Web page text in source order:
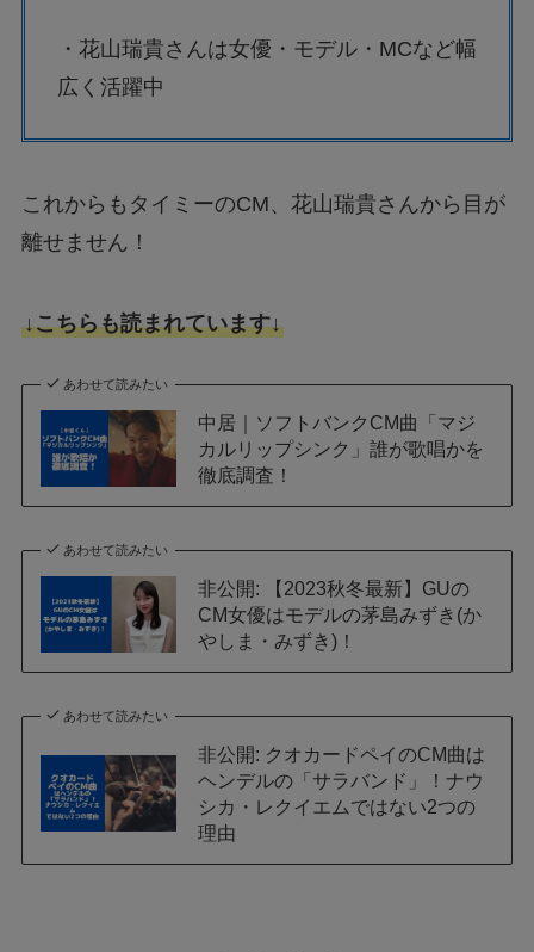
・花山瑞貴さんは女優・モデル・MCなど幅
広く活躍中
これからもタイミーのCM、花山瑞貴さんから目が
離せません！
↓こちらも読まれています↓
あわせて読みたい
中居｜ソフトバンクCM曲「マジ
カルリップシンク」誰が歌唱かを
徹底調査！
あわせて読みたい
非公開: 【2023秋冬最新】GUの
CM女優はモデルの茅島みずき(か
やしま・みずき)！
あわせて読みたい
非公開: クオカードペイのCM曲は
ヘンデルの「サラバンド」！ナウ
シカ・レクイエムではない2つの
理由